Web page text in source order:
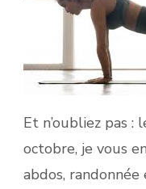
Et n’oubliez pas :
octobre, je vous
abdos,